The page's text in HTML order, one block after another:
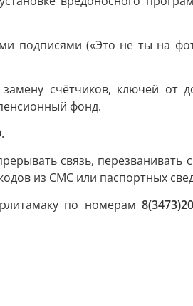
подписями («Это не ты на
счётчиков, ключей от
фонд.
связь, перезванивать
из СМС или паспортных
по номерам